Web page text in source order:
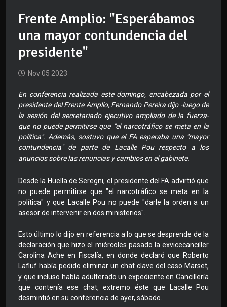
Frente Amplio: "Esperábamos
una mayor contundencia del
presidente"
Nov 05 2023
En conferencia realizada este domingo, encabezada por el
presidente del Frente Amplio, Fernando Pereira dijo -luego de
la sesión del secretariado ejecutivo ampliado de la fuerza-
que no puede permitirse que "el narcotráfico se meta en la
política". Además, sostuvo que el FA esperaba una "mayor
contundencia" de parte de Lacalle Pou respecto a los
anuncios sobre las renuncias y cambios en el gabinete.
Desde la Huella de Seregni, el presidente del FA advirtió que
no puede permitirse que "el narcotráfico se meta en la
política" y que Lacalle Pou no puede "darle la orden a un
asesor de intervenir en dos ministerios".
Esto último lo dijo en referencia a lo que se desprende de la
declaración que hizo el miércoles pasado la exvicecanciller
Carolina Ache en Fiscalía, en donde declaró que Roberto
Lafluf había pedido eliminar un chat clave del caso Marset,
y que incluso había adulterado un expediente en Cancillería
que contenía ese chat, extremo éste que Lacalle Pou
desmintió en su conferencia de ayer, sábado.